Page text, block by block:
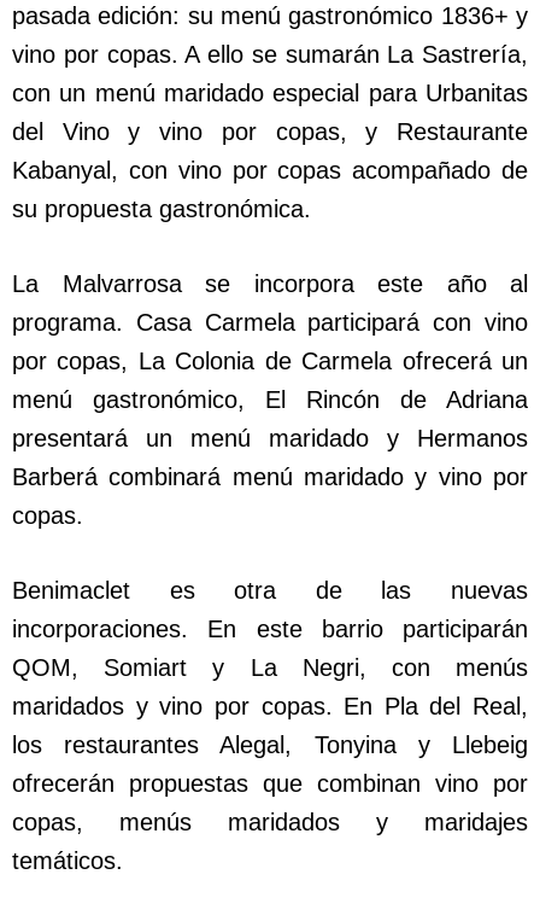
pasada edición: su menú gastronómico 1836+ y
vino por copas. A ello se sumarán La Sastrería,
con un menú maridado especial para Urbanitas
del Vino y vino por copas, y Restaurante
Kabanyal, con vino por copas acompañado de
su propuesta gastronómica.
La Malvarrosa se incorpora este año al
programa. Casa Carmela participará con vino
por copas, La Colonia de Carmela ofrecerá un
menú gastronómico, El Rincón de Adriana
presentará un menú maridado y Hermanos
Barberá combinará menú maridado y vino por
copas.
Benimaclet es otra de las nuevas
incorporaciones. En este barrio participarán
QOM, Somiart y La Negri, con menús
maridados y vino por copas. En Pla del Real,
los restaurantes Alegal, Tonyina y Llebeig
ofrecerán propuestas que combinan vino por
copas, menús maridados y maridajes
temáticos.